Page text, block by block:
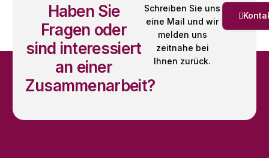
Haben Sie
Fragen oder
sind interessiert
an einer
Zusammenarbeit?
Schreiben Sie uns
eine Mail und wir
melden uns
zeitnahe bei
Ihnen zurück.